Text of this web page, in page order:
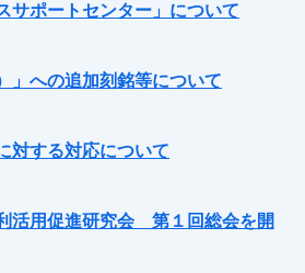
サポートセンター」について
」への追加刻銘等について
対する対応について
活用促進研究会 第１回総会を開